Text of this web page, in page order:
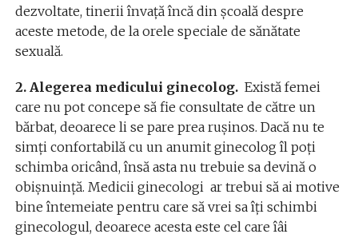
dezvoltate, tinerii învață încă din școală despre
aceste metode, de la orele speciale de sănătate
sexuală.
2. Alegerea medicului ginecolog. Există femei
care nu pot concepe să fie consultate de către un
bărbat, deoarece li se pare prea rușinos. Dacă nu te
simți confortabilă cu un anumit ginecolog îl poți
schimba oricând, însă asta nu trebuie sa devină o
obișnuință. Medicii ginecologi ar trebui să ai motive
bine întemeiate pentru care să vrei sa îți schimbi
ginecologul, deoarece acesta este cel care îâi